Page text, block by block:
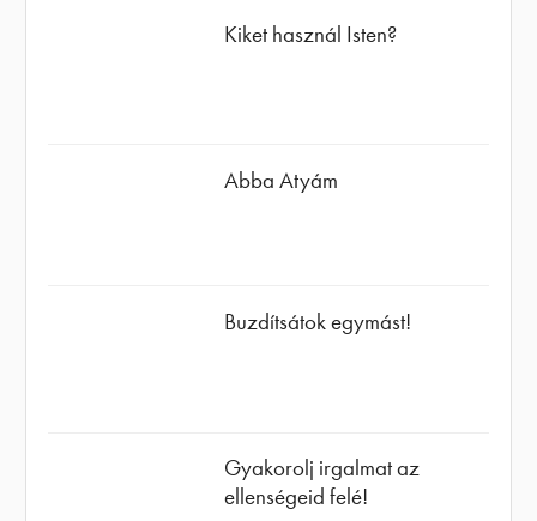
Kiket használ Isten?
Abba Atyám
Buzdítsátok egymást!
Gyakorolj irgalmat az
ellenségeid felé!